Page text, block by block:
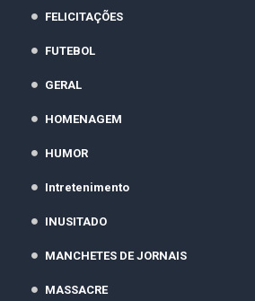
FELICITAÇÕES
FUTEBOL
GERAL
HOMENAGEM
HUMOR
Intretenimento
INUSITADO
MANCHETES DE JORNAIS
MASSACRE